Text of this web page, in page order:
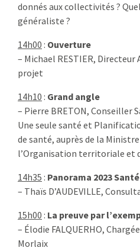
donnés aux collectivités ?
généraliste ?
14h00 : Ouverture
– Michael RESTIER, Directeur
projet
14h10 : Grand angle
– Pierre BRETON, Conseiller
Une seule santé et
de santé, auprès de la
l’Organisation territoriale et
14h35 : Panorama 2023
– Thaïs D’AUDEVILLE,
15h00 : La preuve par
– Élodie FALQUERHO,
Morlaix